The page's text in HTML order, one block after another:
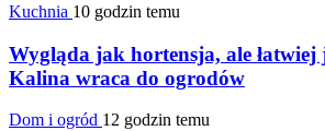
Kuchnia 10 godzin temu
Wygląda jak hortensja, ale
Kalina wraca do ogrodów
Dom i ogród 12 godzin temu